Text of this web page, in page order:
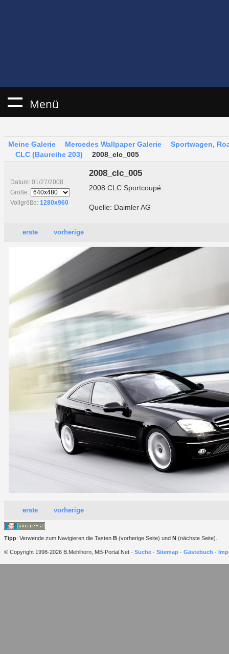
Menü
Meine Galerie Mercedes Wallpaper Galerie
Sportwagen,
CLC (Baureihe 203)
2008_clc_005
Datum: 01/27/2008
Größe:
Vollgröße: 1280x960
2008_clc_005
2008 CLC Sportcoupé
Quelle: Daimler AG
erste vorherige
erste vorherige
Tipp: Verwende zum Navigieren die Tasten B (vorherige Seite) und N (nächste Seite).
© Copyright 1998-2026 B.Mehlhorn, MB-Portal.Net - Suche - Sitemap - Gästebuch -